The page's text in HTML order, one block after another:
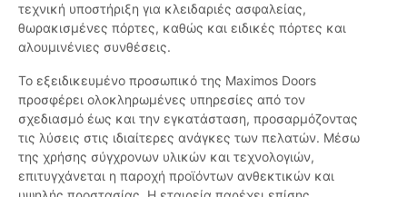
τεχνική υποστήριξη για κλειδαριές ασφαλείας,
θωρακισμένες πόρτες, καθώς και ειδικές πόρτες και
αλουμινένιες συνθέσεις.
Το εξειδικευμένο προσωπικό της Maximos Doors
προσφέρει ολοκληρωμένες υπηρεσίες από τον
σχεδιασμό έως και την εγκατάσταση, προσαρμόζοντας
τις λύσεις στις ιδιαίτερες ανάγκες των πελατών. Μέσω
της χρήσης σύγχρονων υλικών και τεχνολογιών,
επιτυγχάνεται η παροχή προϊόντων ανθεκτικών και